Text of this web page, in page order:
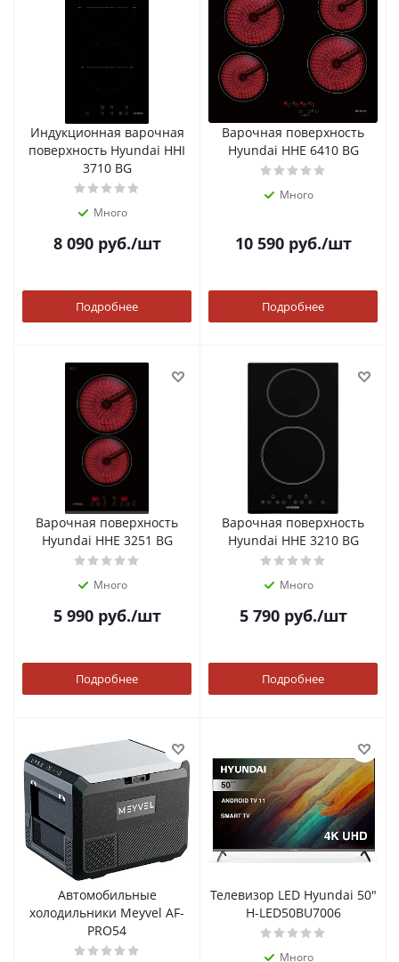
Индукционная варочная
поверхность Hyundai HHI
3710 BG
Много
8 090руб./шт
Подробнее
Варочная поверхность
Hyundai HHE 6410 BG
Много
10 590руб./шт
Подробнее
Варочная поверхность
Hyundai HHE 3251 BG
Много
5 990руб./шт
Подробнее
Варочная поверхность
Hyundai HHE 3210 BG
Много
5 790руб./шт
Подробнее
Автомобильные
холодильники Meyvel AF-
PRO54
Телевизор LED Hyundai 50"
H-LED50BU7006
Много